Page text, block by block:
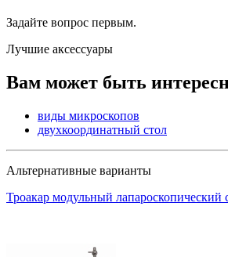
Задайте вопрос первым.
Лучшие аксессуары
Вам может быть
виды микроскопов
двухкоординатный стол
Альтернативные варианты
Троакар модульный